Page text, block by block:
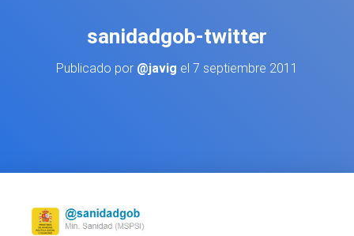
sanidadgob-twitter
Publicado por @javig el 7 septiembre 2011